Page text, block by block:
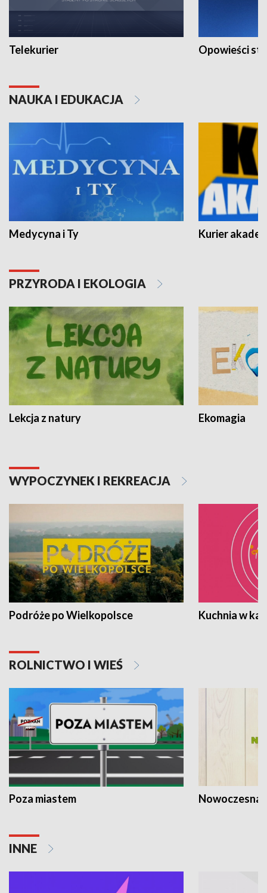
Telekurier Opowieści
NAUKA I EDUKACJA
Medycyna i Ty Kurier
PRZYRODA I EKOLOGIA
Lekcja z natury Ekomagia
WYPOCZYNEK I REKREACJA
Podróże po Wielkopolsce Kuchnia w
ROLNICTWO I WIEŚ
Poza miastem Nowoczesna
INNE